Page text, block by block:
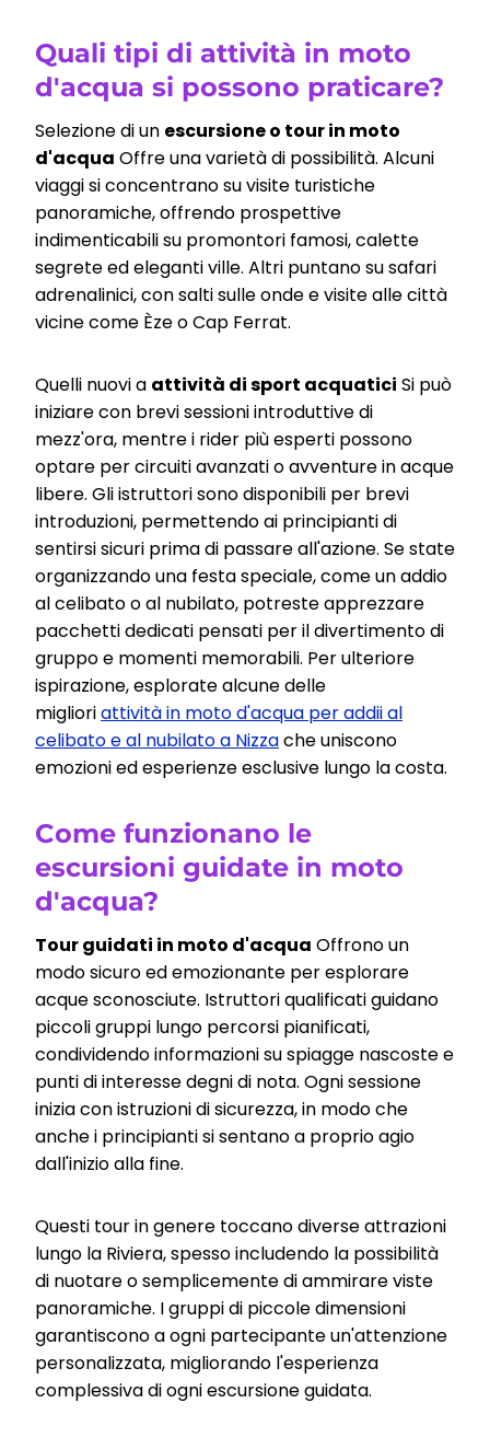
Quali tipi di attività in moto
d'acqua si possono praticare?
Selezione di un escursione o tour in moto
d'acqua Offre una varietà di possibilità. Alcuni
viaggi si concentrano su visite turistiche
panoramiche, offrendo prospettive
indimenticabili su promontori famosi, calette
segrete ed eleganti ville. Altri puntano su safari
adrenalinici, con salti sulle onde e visite alle città
vicine come Èze o Cap Ferrat.
Quelli nuovi a attività di sport acquatici Si può
iniziare con brevi sessioni introduttive di
mezz'ora, mentre i rider più esperti possono
optare per circuiti avanzati o avventure in acque
libere. Gli istruttori sono disponibili per brevi
introduzioni, permettendo ai principianti di
sentirsi sicuri prima di passare all'azione. Se state
organizzando una festa speciale, come un addio
al celibato o al nubilato, potreste apprezzare
pacchetti dedicati pensati per il divertimento di
gruppo e momenti memorabili. Per ulteriore
ispirazione, esplorate alcune delle
miglioriattività in moto d'acqua per addii al
celibato e al nubilato a Nizzache uniscono
emozioni ed esperienze esclusive lungo la costa.
Come funzionano le
escursioni guidate in moto
d'acqua?
Tour guidati in moto d'acqua Offrono un
modo sicuro ed emozionante per esplorare
acque sconosciute. Istruttori qualificati guidano
piccoli gruppi lungo percorsi pianificati,
condividendo informazioni su spiagge nascoste e
punti di interesse degni di nota. Ogni sessione
inizia con istruzioni di sicurezza, in modo che
anche i principianti si sentano a proprio agio
dall'inizio alla fine.
Questi tour in genere toccano diverse attrazioni
lungo la Riviera, spesso includendo la possibilità
di nuotare o semplicemente di ammirare viste
panoramiche. I gruppi di piccole dimensioni
garantiscono a ogni partecipante un'attenzione
personalizzata, migliorando l'esperienza
complessiva di ogni escursione guidata.